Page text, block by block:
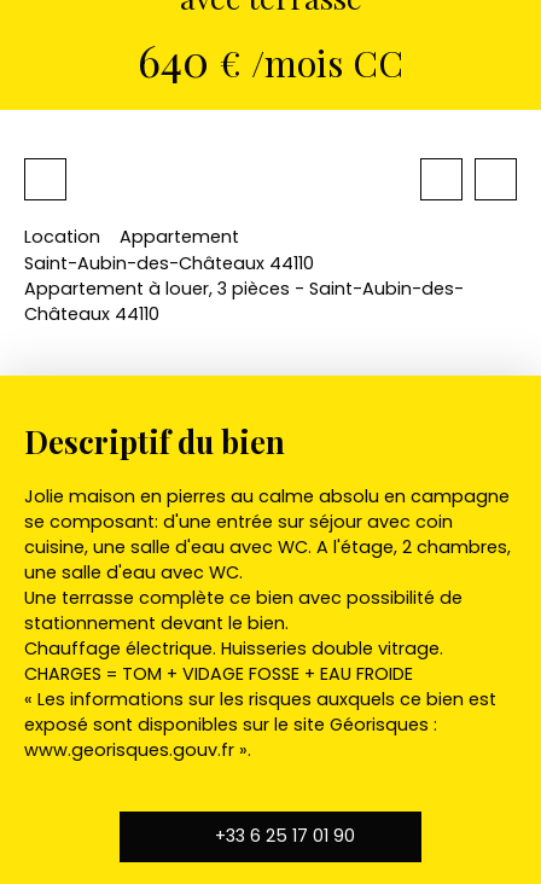
640 € /mois CC
Location
Appartement
Saint-Aubin-des-Châteaux 44110
Appartement à louer, 3 pièces - Saint-Aubin-des-
Châteaux 44110
Descriptif du bien
Jolie maison en pierres au calme absolu en campagne
se composant: d'une entrée sur séjour avec coin
cuisine, une salle d'eau avec WC. A l'étage, 2 chambres,
une salle d'eau avec WC.
Une terrasse complète ce bien avec possibilité de
stationnement devant le bien.
Chauffage électrique. Huisseries double vitrage.
CHARGES = TOM + VIDAGE FOSSE + EAU FROIDE
« Les informations sur les risques auxquels ce bien est
exposé sont disponibles sur le site Géorisques :
www.georisques.gouv.fr ».
+33 6 25 17 01 90